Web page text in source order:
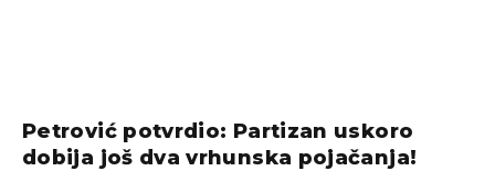
Petrović potvrdio: Partizan uskoro
dobija još dva vrhunska pojačanja!